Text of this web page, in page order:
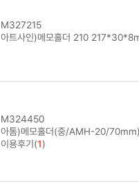
M327215
아트사인)메모홀더 210
M324450
아톰)메모홀더(중/AMH-20/
이용후기(1)